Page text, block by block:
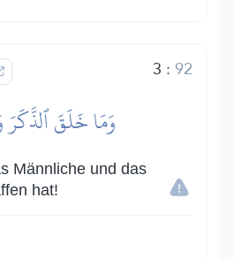
3 :92
وَمَا خَلَقَ ٱلذَّكَرَ
Männliche und das
hat!